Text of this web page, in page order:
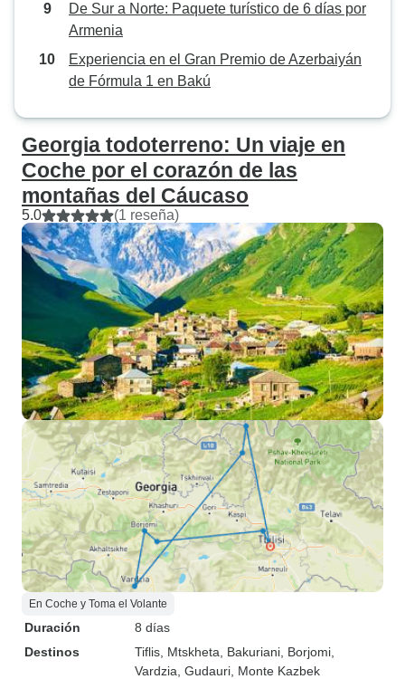
De Sur a Norte: Paquete turístico de 6 días por
Armenia
Experiencia en el Gran Premio de Azerbaiyán
de Fórmula 1 en Bakú
Georgia todoterreno: Un viaje en
Coche por el corazón de las
montañas del Cáucaso
5.0 (1 reseña)
En Coche y Toma el Volante
Duración
8 días
Destinos
Tiflis , Mtskheta , Bakuriani , Borjomi
Vardzia , Gudauri , Monte Kazbek